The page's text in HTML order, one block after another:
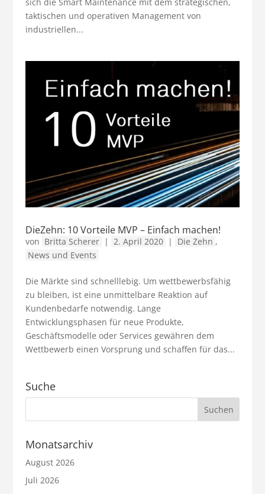
taktischen und operativen Management von
industriellen...
DieZehn: 10 Vorteile MVP – Einfach machen!
von Britta Scherer | 2. April 2020 | Die Zehn ,
News und Events
Die Märkte sind schnelllebig. Um wettbewerbsfähig
zu bleiben, ist eine unmittelbare Reaktion auf
Kundenbedarfe notwendig. Lange
Entwicklungsphasen für neue Produkte,
Geschäftsmodelle oder Services gewähren dem
Wettbewerb einen Vorsprung und schaffen für das...
Suche
Monatsarchiv
August 2026
Juli 2026